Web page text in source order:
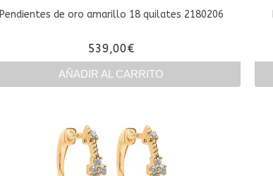
Pendientes de oro amarillo 18 quilates 2180206
539,00€
AÑADIR AL CARRITO